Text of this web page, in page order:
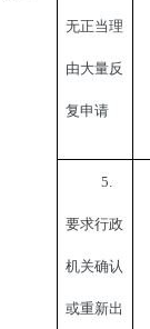
无正当理
由大量反
复申请
5.
要求行政
机关确认
或重新出